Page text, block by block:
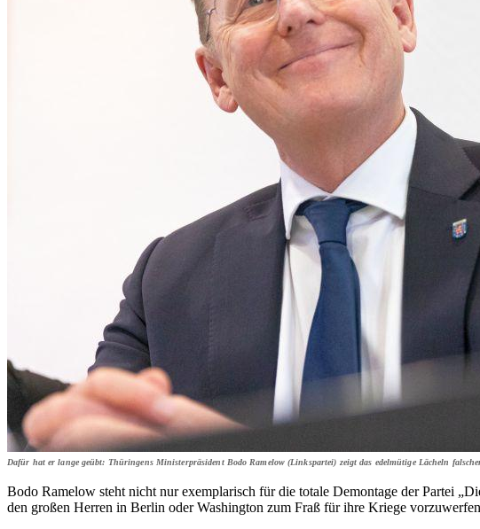
Dafür hat er lange geübt: Thüringens Ministerpräsident Bodo Ramelow (Linkspartei) zeigt das edelmütige Lächeln
Bodo Ramelow steht nicht nur exemplarisch für die totale Demontage der Partei
den großen Herren in Berlin oder Washington zum Fraß für ihre Kriege